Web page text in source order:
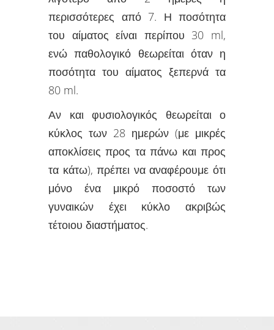
περισσότερες από 7. Η ποσότητα
του αίματος είναι περίπου 30 ml,
ενώ παθολογικό θεωρείται όταν η
ποσότητα του αίματος ξεπερνά τα
80 ml.
Αν και φυσιολογικός θεωρείται ο
κύκλος των 28 ημερών (με μικρές
αποκλίσεις προς τα πάνω και προς
τα κάτω), πρέπει να αναφέρουμε ότι
μόνο ένα μικρό ποσοστό των
γυναικών έχει κύκλο ακριβώς
τέτοιου διαστήματος.